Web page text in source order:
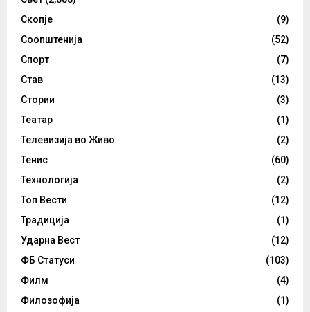
Скопје
(9)
Соопштенија
(52)
Спорт
(7)
Став
(13)
Стории
(3)
Театар
(1)
Телевизија во Живо
(2)
Тенис
(60)
Технологија
(2)
Топ Вести
(12)
Традиција
(1)
Ударна Вест
(12)
ФБ Статуси
(103)
Филм
(4)
Филозофија
(1)